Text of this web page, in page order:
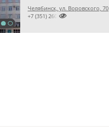
Челябинск, ул. Воровского, 70

+7 (351) 2609824